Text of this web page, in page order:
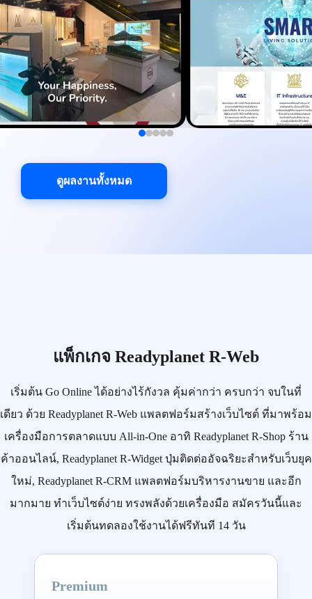
ดูผลงานทั้งหมด
แพ็กเกจ Readyplanet R-Web
เริ่มต้น Go Onlineได้อย่างไร้กังวล คุ้มค่ากว่า ครบกว่า จบในที่
เดียว ด้วย Readyplanet R-Web แพลตฟอร์มสร้างเว็บไซต์ ที่มาพร้อม
เครื่องมือการตลาดแบบ All-in-Oneอาทิ Readyplanet R-Shopร้าน
ค้าออนไลน์, Readyplanet R-Widgetปุ่มติดต่ออัจฉริยะสำหรับเว็บยุค
ใหม่, Readyplanet R-CRMแพลตฟอร์มบริหารงานขาย และอีก
มากมาย ทำเว็บไซต์ง่าย ทรงพลังด้วยเครื่องมือ สมัครวันนี้และ
เริ่มต้นทดลองใช้งานได้ฟรีทันที 14 วัน
Premium